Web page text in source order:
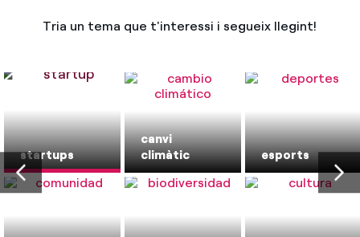
Com puc veure les meves factures d'Endesa?
Has rebut una oferta per canviar de companyia?
Ofertes per a autònoms i Pymes
Gestiones diverses comunitats de propietaris?
Compromís
Blog
Tria un tema que t'interessi i segueix llegint!
startups
canvi
climàtic
esports